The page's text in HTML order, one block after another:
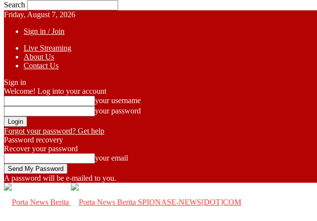
Search
Friday, August 7, 2026
Sign in / Join
Live Streaming
About Us
Contact Us
Sign in
Welcome! Log into your account
your username
your password
Forgot your password? Get help
Password recovery
Recover your password
your email
A password will be e-mailed to you.
SPIONASE-NEWS[DOT]COM